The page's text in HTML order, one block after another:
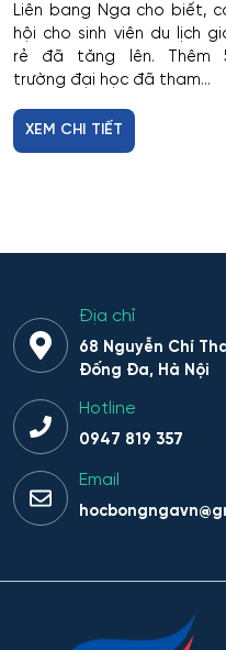
Liên bang Nga cho biết,
hội cho sinh viên du lịch
rẻ đã tăng lên. Thêm
trường đại học đã tham...
XEM CHI TIẾT
Địa chỉ
68 Nguyễn Chí
Đống Đa, Hà Nội
Hotline
0947 819 357
Email